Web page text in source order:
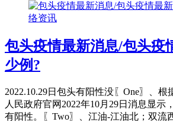
络资讯
包头疫情最新消息/包头疫
少例?
2022.10.29日包头有阳性没〖One〗、
人民政府官网2022年10月29日消息显示
有阳性。〖Two〗、江油-江油北；双流